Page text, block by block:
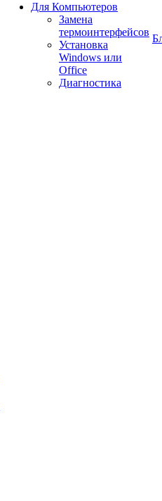
Для Компьютеров
Замена
термоинтерфейсов
Установка
Windows или
Office
Диагностика